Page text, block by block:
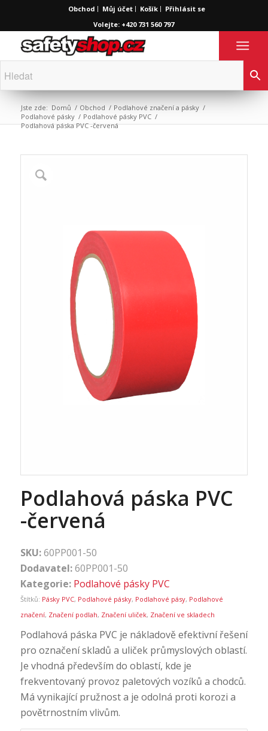
Obchod Můj účet Košík
Přihlásit se
Volejte: +420 731 560 797
Jste zde: Domů / Obchod / Podlahové značení a pásky /
Podlahové pásky / Podlahové pásky PVC /
Podlahová páska PVC -červená
Podlahová páska PVC
-červená
SKU:60PP001-50
Dodavatel:60PP001-50
Kategorie: Podlahové pásky PVC
Štítků: Pásky PVC, Podlahové pásky, Podlahové pásy, Podlahové
značení, Značení podlah, Značení uliček, Značení ve skladech
Podlahová páska PVC je nákladově efektivní řešení
pro označení skladů a uliček průmyslových oblastí.
Je vhodná především do oblastí, kde je
frekventovaný provoz paletových vozíků a chodců.
Má vynikající pružnost a je odolná proti korozi a
povětrnostním vlivům.